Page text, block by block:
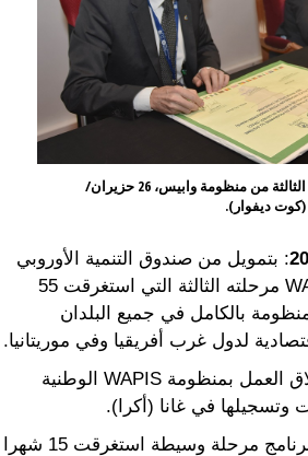
حفل توقيع المرحلة الثالثة من منظومة وابيس، 26 حزيران/
: بتمويل من صندوق التنمية الأوروبي
الـ 11، دخل برنامج WAPIS مرحلته الثالثة التي استغرقت 55
بالكامل في جميع البلدان
لدول غرب أفريقيا وفي موريتانيا.
: إطلاق العمل بمنظومة WAPIS الوطنية
وتسجيلها في غانا (أكرا).
: دخول البرنامج مرحلة وسيطة استغرقت 15 شهرا